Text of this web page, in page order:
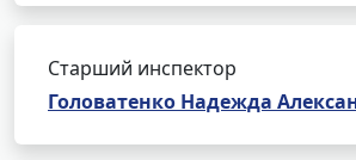
Старший инспектор
Головатенко Надежда